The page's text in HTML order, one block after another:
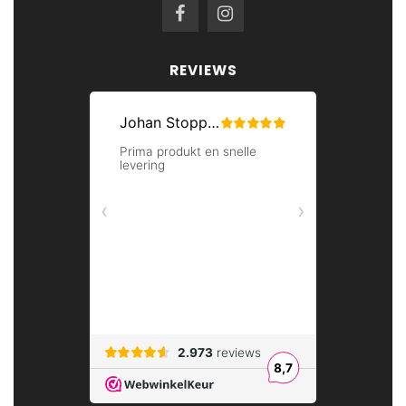
verkrijgbaar in de maten XS tot XXL en in diverse
marine en blauw. Leuk om te combineren onder je
kleding, maar ook om zo te dragen bij je sportieve
COMBINEER JE MOUWLOZE T-
door en tijdens de herfstdagen draag je ze zo onder je
jasje. Ook op werk draag je ze onder een zakelijke
blouse, eventueel afgemaakt met een blazer. Een nette
REVIEWS